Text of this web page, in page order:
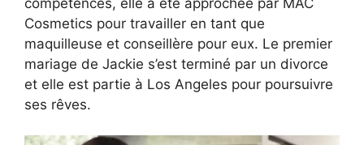
Cosmetics pour travailler en tant que
maquilleuse et conseillère pour eux. Le premier
mariage de Jackie s’est terminé par un divorce
et elle est partie à Los Angeles pour poursuivre
ses rêves.